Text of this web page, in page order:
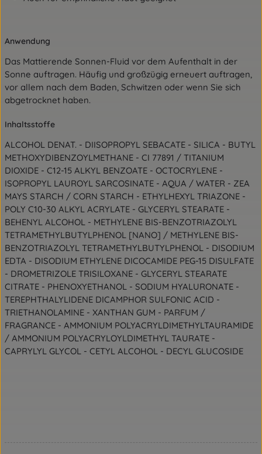
Anwendung
Das Mattierende Sonnen-Fluid vor dem Aufenthalt in der
Sonne auftragen. Häufig und großzügig erneuert auftragen,
vor allem nach dem Baden, Schwitzen oder wenn Sie sich
abgetrocknet haben.
Inhaltsstoffe
ALCOHOL DENAT. - DIISOPROPYL SEBACATE - SILICA - BUTYL
METHOXYDIBENZOYLMETHANE - CI 77891 / TITANIUM
DIOXIDE - C12-15 ALKYL BENZOATE - OCTOCRYLENE -
ISOPROPYL LAUROYL SARCOSINATE - AQUA / WATER - ZEA
MAYS STARCH / CORN STARCH - ETHYLHEXYL TRIAZONE -
POLY C10-30 ALKYL ACRYLATE - GLYCERYL STEARATE -
BEHENYL ALCOHOL - METHYLENE BIS-BENZOTRIAZOLYL
TETRAMETHYLBUTYLPHENOL [NANO] / METHYLENE BIS-
BENZOTRIAZOLYL TETRAMETHYLBUTYLPHENOL - DISODIUM
EDTA - DISODIUM ETHYLENE DICOCAMIDE PEG-15 DISULFATE
- DROMETRIZOLE TRISILOXANE - GLYCERYL STEARATE
CITRATE - PHENOXYETHANOL - SODIUM HYALURONATE -
TEREPHTHALYLIDENE DICAMPHOR SULFONIC ACID -
TRIETHANOLAMINE - XANTHAN GUM - PARFUM /
FRAGRANCE - AMMONIUM POLYACRYLDIMETHYLTAURAMIDE
/ AMMONIUM POLYACRYLOYLDIMETHYL TAURATE -
CAPRYLYL GLYCOL - CETYL ALCOHOL - DECYL GLUCOSIDE